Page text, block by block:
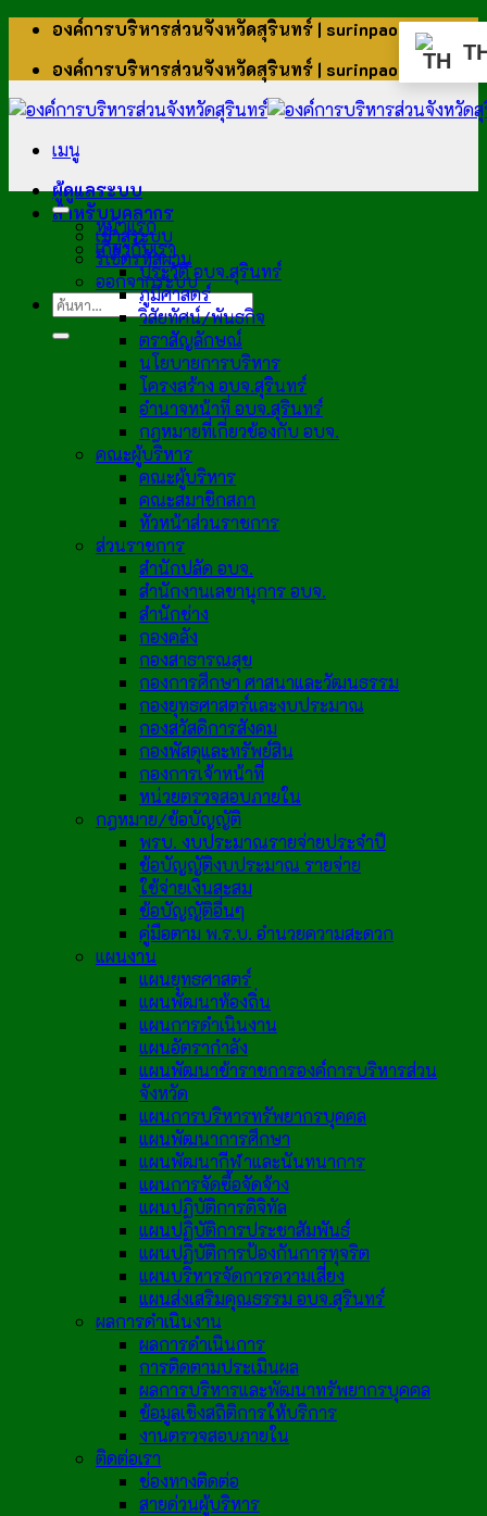
ข้าม
เนื้อหา
องค์การบริหารส่วนจังหวัดสุรินทร์ | surinpao.go.th
องค์การบริหารส่วนจังหวัดสุรินทร์ | surinpao.go.th
เมนู
ผู้ดูแลระบบ
สำหรับบุคลากร
เข้าสู่ระบบ
รีเซ็ตรหัสผ่าน
ออกจากระบบ
หน้าแรก
เกี่ยวกับเรา
ประวัติ อบจ.สุรินทร์
ภูมิศาสตร์
วิสัยทัศน์/พันธกิจ
ตราสัญลักษณ์
นโยบายการบริหาร
โครงสร้าง อบจ.สุรินทร์
อำนาจหน้าที่ อบจ.สุรินทร์
กฎหมายที่เกี่ยวข้องกับ อบจ.
คณะผู้บริหาร
คณะผู้บริหาร
คณะสมาชิกสภา
หัวหน้าส่วนราชการ
ส่วนราชการ
สำนักปลัด อบจ.
สำนักงานเลขานุการ อบจ.
สำนักช่าง
กองคลัง
กองสาธารณสุข
กองการศึกษา ศาสนาและวัฒนธรรม
กองยุทธศาสตร์และงบประมาณ
กองสวัสดิการสังคม
กองพัสดุและทรัพย์สิน
กองการเจ้าหน้าที่
หน่วยตรวจสอบภายใน
กฎหมาย/ข้อบัญญัติ
พรบ. งบประมาณรายจ่ายประจำปี
ข้อบัญญัติงบประมาณ รายจ่าย
ใช้จ่ายเงินสะสม
ข้อบัญญัติอื่นๆ
คู่มือตาม พ.ร.บ. อำนวยความสะดวก
แผนงาน
แผนยุทธศาสตร์
แผนพัฒนาท้องถิ่น
แผนการดำเนินงาน
แผนอัตรากำลัง
แผนพัฒนาข้าราชการองค์การบริหารส่วน
จังหวัด
แผนการบริหารทรัพยากรบุคคล
แผนพัฒนาการศึกษา
แผนพัฒนากีฬาและนันทนาการ
แผนการจัดซื้อจัดจ้าง
แผนปฏิบัติการดิจิทัล
แผนปฏิบัติการประชาสัมพันธ์
แผนปฏิบัติการป้องกันการทุจริต
แผนบริหารจัดการความเสี่ยง
แผนส่งเสริมคุณธรรม อบจ.สุรินทร์
ผลการดำเนินงาน
ผลการดำเนินการ
การติดตามประเมินผล
ผลการบริหารและพัฒนาทรัพยากรบุคคล
ข้อมูลเชิงสถิติการให้บริการ
งานตรวจสอบภายใน
ติดต่อเรา
ช่องทางติดต่อ
สายด่วนผู้บริหาร